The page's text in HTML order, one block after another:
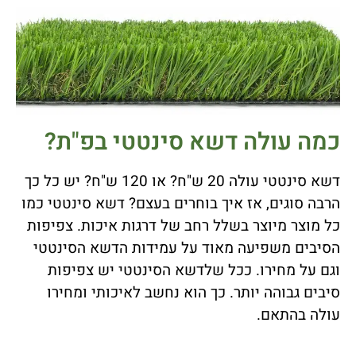
כמה עולה דשא סינטטי בפ"ת?
דשא סינטטי עולה 20 ש"ח? או 120 ש"ח? יש כל כך
הרבה סוגים, אז איך בוחרים בעצם? דשא סינטטי כמו
כל מוצר מיוצר בשלל רחב של דרגות איכות. צפיפות
הסיבים משפיעה מאוד על עמידות הדשא הסינטטי
וגם על מחירו. ככל שלדשא הסינטטי יש צפיפות
סיבים גבוהה יותר. כך הוא נחשב לאיכותי ומחירו
עולה בהתאם.